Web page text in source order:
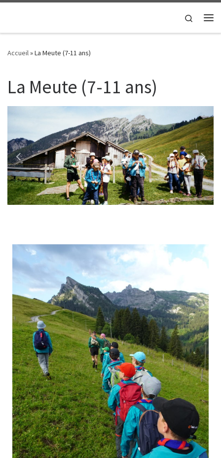
Search
Accueil»La Meute (7-11 ans)
La Meute (7-11 ans)